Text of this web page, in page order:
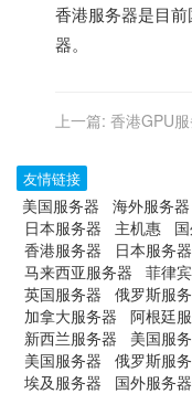
香港服务器是目
器。
上一篇: 香港GPU
友情链接
美国服务器 海外服务器
日本服务器
主机惠
香港服务器
日本服务器
马来西亚服务器
菲律
英国服务器
俄罗斯服
加拿大服务器
阿根廷
新西兰服务器
美国服
美国服务器
俄罗斯服
埃及服务器
国外服务器